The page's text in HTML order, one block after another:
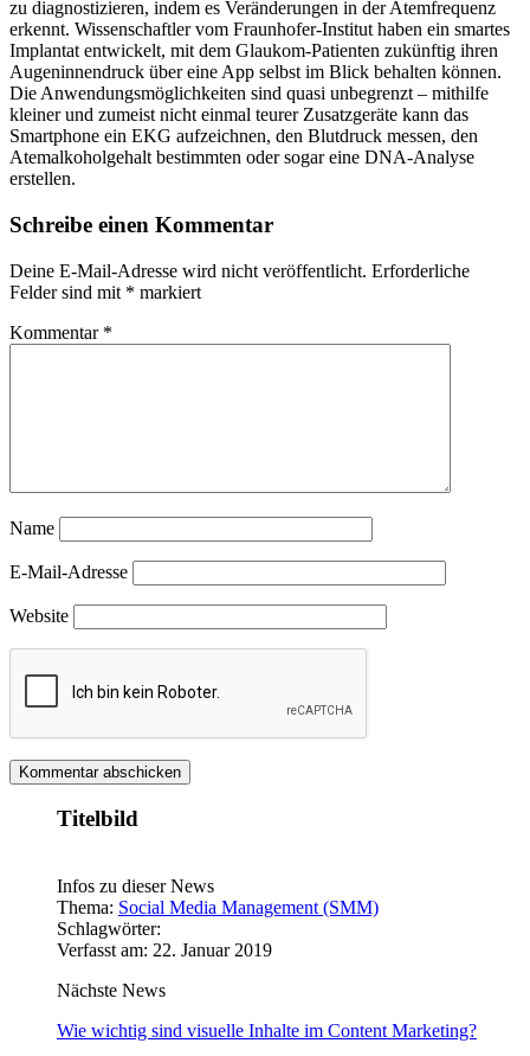
zu diagnostizieren, indem es Veränderungen in der Atemfrequenz
erkennt. Wissenschaftler vom Fraunhofer-Institut haben ein smartes
Implantat entwickelt, mit dem Glaukom-Patienten zukünftig ihren
Augeninnendruck über eine App selbst im Blick behalten können.
Die Anwendungsmöglichkeiten sind quasi unbegrenzt – mithilfe
kleiner und zumeist nicht einmal teurer Zusatzgeräte kann das
Smartphone ein EKG aufzeichnen, den Blutdruck messen, den
Atemalkoholgehalt bestimmten oder sogar eine DNA-Analyse
erstellen.
Schreibe einen Kommentar
Deine E-Mail-Adresse wird nicht veröffentlicht. Erforderliche
Felder sind mit * markiert
Kommentar *
Name
E-Mail-Adresse
Website
Titelbild
Infos zu dieser News
Thema: Social Media Management (SMM)
Schlagwörter:
Verfasst am: 22. Januar 2019
Nächste News
Wie wichtig sind visuelle Inhalte im Content Marketing?